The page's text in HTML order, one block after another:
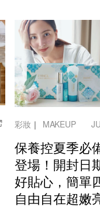
彩妝｜ MAKEUP
保養控夏季必
登場！開封日
好貼心，簡單
自由自在超嫩